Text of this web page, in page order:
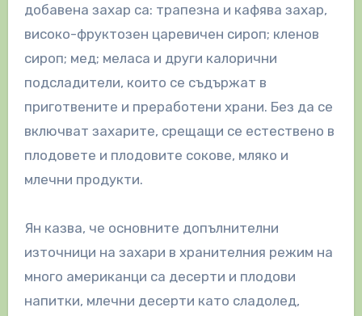
добавена захар са: трапезна и кафява захар,
високо-фруктозен царевичен сироп; кленов
сироп; мед; меласа и други калорични
подсладители, които се съдържат в
приготвените и преработени храни. Без да се
включват захарите, срещащи се естествено в
плодовете и плодовите сокове, мляко и
млечни продукти.
Ян казва, че основните допълнителни
източници на захари в хранителния режим на
много американци са десерти и плодови
напитки, млечни десерти като сладолед,